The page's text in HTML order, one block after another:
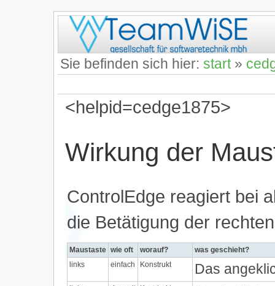
Sie befinden sich hier: start»
<helpid=cedge1875>
Wirkung der
ControlEdge reagiert bei
die Betätigung der
Maustaste wie oft worauf?
was geschieht?
links
einfach Konstrukt Das